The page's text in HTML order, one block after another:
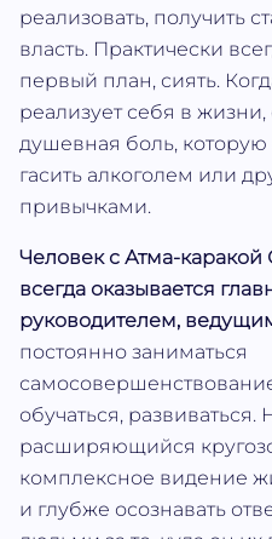
реализовать, получить
власть. Практически
первый план, сиять.
реализует себя в жизни,
душевная боль,
гасить алкоголем или
привычками.
Человек с
всегда оказывается
руководителем,
постоянно заниматься
обучаться,
расширяющийся
комплексное видение
и глубже осознавать